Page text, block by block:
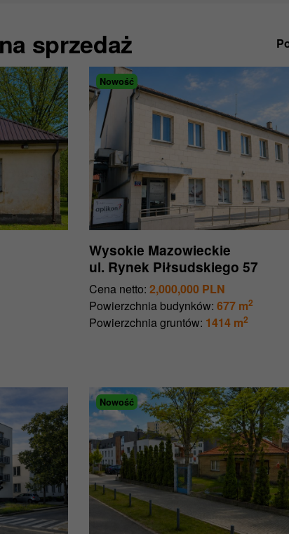
sprzedaż
Nowość
Wysokie Mazowieckie
ul. Rynek Piłsudskiego 57
Cena netto: 2,000,000 PLN
Powierzchnia budynków: 677 m2
Powierzchnia gruntów: 1414 m2
Nowość